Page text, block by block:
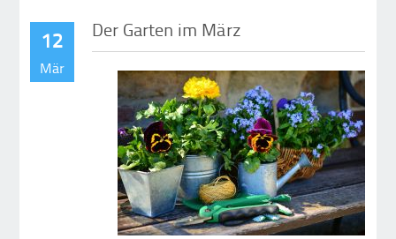
12
Mär
Der Garten im März